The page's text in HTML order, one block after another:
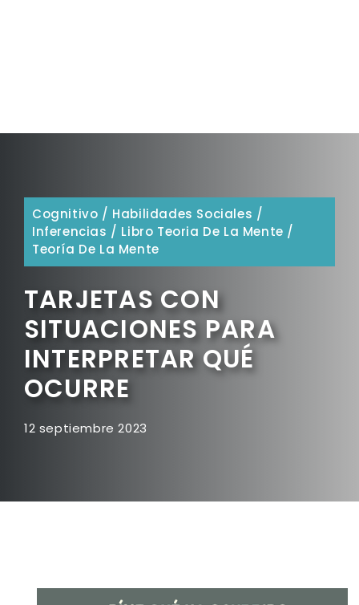
Cognitivo / Habilidades Sociales /
Inferencias / Libro Teoria De La Mente /
Teoría De La Mente
TARJETAS CON
SITUACIONES PARA
INTERPRETAR QUÉ
OCURRE
12 septiembre 2023